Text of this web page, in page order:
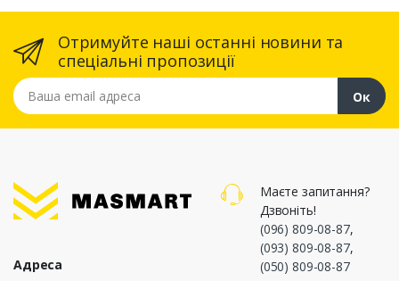
Отримуйте наші останні новини та
спеціальні пропозиції
Ваша email адреса
Ок
Адреса
Маєте запитання?
Дзвоніть!
(096) 809-08-87,
(093) 809-08-87,
(050) 809-08-87